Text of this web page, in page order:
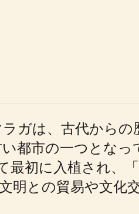
ガは、古代から
都市の一つとな
最初に入植され、
明との貿易や文化